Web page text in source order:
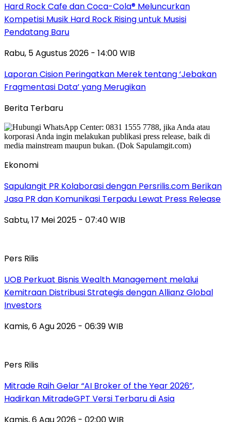
Hard Rock Cafe dan Coca-Cola® Meluncurkan
Kompetisi Musik Hard Rock Rising untuk Musisi
Pendatang Baru
Rabu, 5 Agustus 2026 - 14:00 WIB
Laporan Cision Peringatkan Merek tentang ‘Jebakan
Fragmentasi Data’ yang Merugikan
Berita Terbaru
Ekonomi
Sapulangit PR Kolaborasi dengan Persrilis.com Berikan
Jasa PR dan Komunikasi Terpadu Lewat Press Release
Sabtu, 17 Mei 2025 - 07:40 WIB
Pers Rilis
UOB Perkuat Bisnis Wealth Management melalui
Kemitraan Distribusi Strategis dengan Allianz Global
Investors
Kamis, 6 Agu 2026 - 06:39 WIB
Pers Rilis
Mitrade Raih Gelar “AI Broker of the Year 2026”,
Hadirkan MitradeGPT Versi Terbaru di Asia